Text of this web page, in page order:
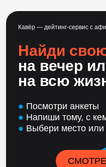
Кавёр — дейтинг-сервис с
Найди
на вечер
на всю
● Посмотри анкеты
● Напиши тому, с
● Выбери место или